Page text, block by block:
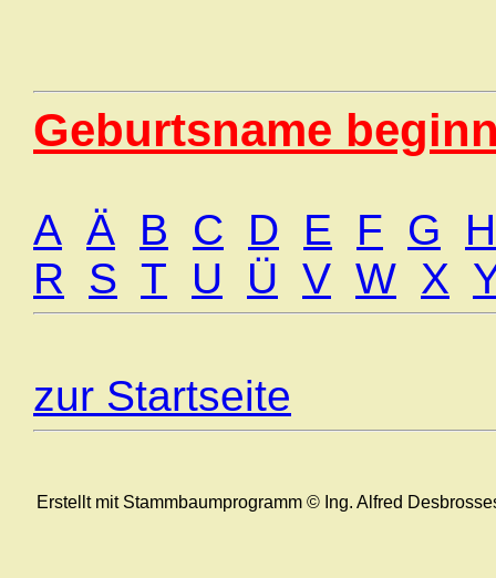
Geburtsname
A Ä B C D E F G
H
R
S T U Ü V W X
zur Startseite
Erstellt mit Stammbaumprogramm © Ing. Alfred